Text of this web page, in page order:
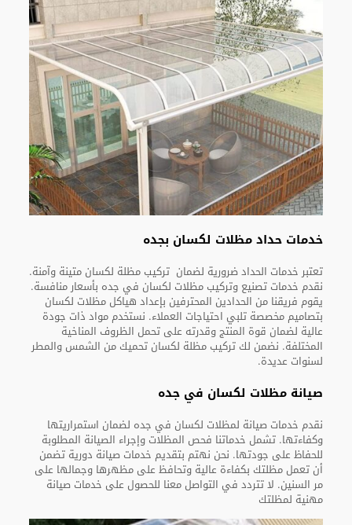
خدمات حداد مظلات لكسان بجده
تعتبر خدمات الحداد ضرورية لضمان تركيب مظلة لكسان متينة وآمنة.
نقدم خدمات تصنيع وتركيب مظلات لكسان في جده بأسعار منافسة.
يقوم فريقنا من الحدادين المحترفين بإعداد هياكل مظلات لكسان
بتصاميم مخصصة تلبي احتياجات العملاء. نستخدم مواد ذات جودة
عالية لضمان قوة المنتج وقدرته على تحمل الظروف المناخية
المختلفة. نضمن لك تركيب مظلة لكسان تحميك من الشمس والمطر
لسنوات عديدة.
صيانة مظلات لكسان في جده
نقدم خدمات صيانة لمظلات لكسان في جده لضمان استمراريتها
وكفاءتها. تشمل خدماتنا فحص المظلات وإجراء الصيانة المطلوبة
للحفاظ على جودتها. نحن نهتم بتقديم خدمات صيانة دورية تضمن
أن تعمل مظلتك بكفاءة عالية وتحافظ على مظهرها وجمالها على
مر السنين. لا تتردد في التواصل معنا للحصول على خدمات صيانة
مهنية لمظلتك